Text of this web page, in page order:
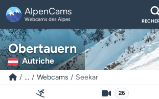
AlpenCams
Webcams des Alpes
Obertauern
Autriche
... Webcams Seekar
26